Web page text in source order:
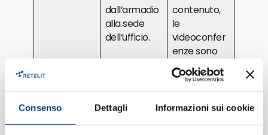
Consenso Dettagli Informazioni sui cookie
dall’armadio
alla sede
dell’ufficio.
contenuto,
le
videoconfer
enze sono
occasionali,
l’uso della
VPN è
limitato, i